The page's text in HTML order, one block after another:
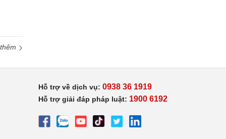
Hỗ trợ về dịch vụ: 0938 36 1919
Hỗ trợ giải đáp pháp luật: 1900 6192